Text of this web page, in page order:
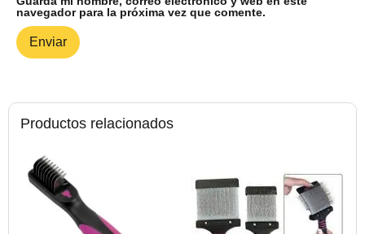
Productos relacionados
navegador para la próxima vez que comente.